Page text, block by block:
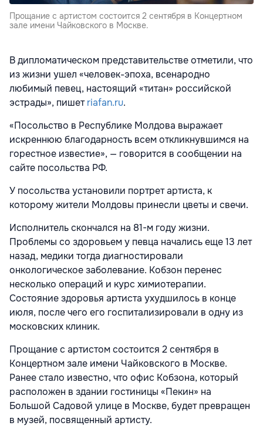
Прощание с артистом состоится 2 сентября в Концертном
зале имени Чайковского в Москве.
В дипломатическом представительстве отметили, что
из жизни ушел «человек-эпоха, всенародно
любимый певец, настоящий «титан» российской
эстрады», пишетriafan.ru.
«Посольство в Республике Молдова выражает
искреннюю благодарность всем откликнувшимся на
горестное известие», — говорится в сообщении на
сайте посольства РФ.
У посольства установили портрет артиста, к
которому жители Молдовы принесли цветы и свечи.
Исполнитель скончался на 81-м году жизни.
Проблемы со здоровьем у певца начались еще 13 лет
назад, медики тогда диагностировали
онкологическое заболевание. Кобзон перенес
несколько операций и курс химиотерапии.
Состояние здоровья артиста ухудшилось в конце
июля, после чего его госпитализировали в одну из
московских клиник.
Прощание с артистом состоится 2 сентября в
Концертном зале имени Чайковского в Москве.
Ранее стало известно, что офис Кобзона, который
расположен в здании гостиницы «Пекин» на
Большой Садовой улице в Москве, будет превращен
в музей, посвященный артисту.